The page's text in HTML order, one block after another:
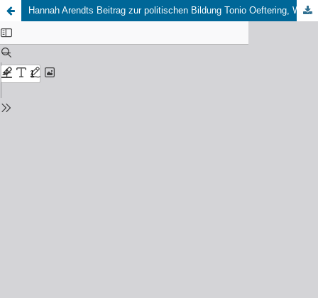
Hannah Arendts Beitrag zur politischen Bildung Tonio Oeftering, Waltraud Meints-Stender, Dirk Lange (Hrsg): Hannah Arendt. Lektüren zur politischen Bildung. Wiesbaden: Springer VS 2020, 180 S., 44,99 €